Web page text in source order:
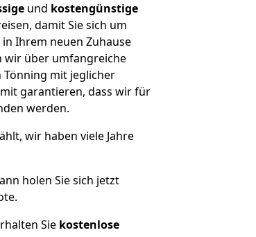
und kostengünstige
damit Sie sich um
Ihrem neuen Zuhause
wir über umfangreiche
mit jeglicher
garantieren, dass wir für
werden.
wir haben viele Jahre
holen Sie sich jetzt
Sie kostenlose